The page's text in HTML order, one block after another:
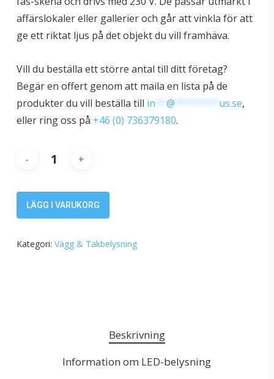
affärslokaler eller gallerier och går att vinkla för att
ge ett riktat ljus på det objekt du vill framhäva.
Vill du beställa ett större antal till ditt företag?
Begär en offert genom att maila en lista på de
produkter du vill beställa till in @ us.se,
eller ring oss på +46 (0) 736379180.
LÄGG I VARUKORG
Kategori: Vägg & Takbelysning
Beskrivning
Information om LED-belysning